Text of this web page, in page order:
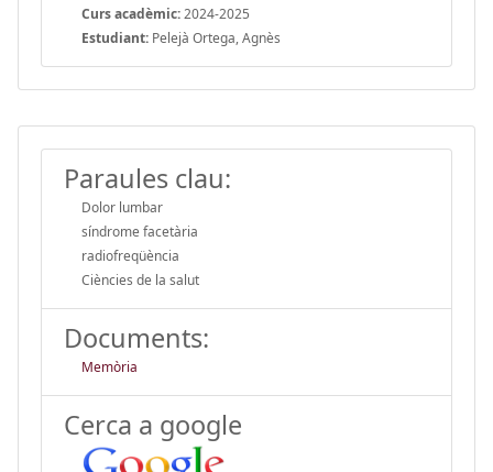
Curs acadèmic:2024-2025
Estudiant: Pelejà Ortega, Agnès
Paraules clau:
Dolor lumbar
síndrome facetària
radiofreqüència
Ciències de la salut
Documents:
Memòria
Cerca a google